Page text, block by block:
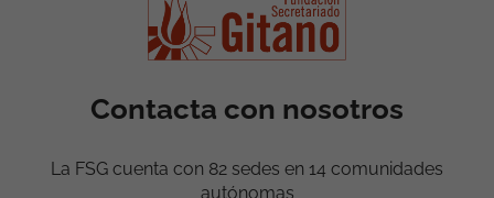
Contacta con nosotros
La FSG cuenta con 82 sedes en 14 comunidades
autónomas